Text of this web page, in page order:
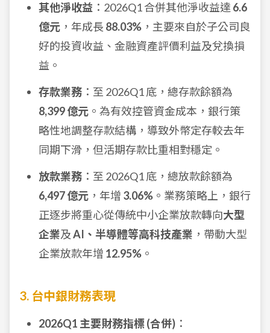
其他淨收益 ：2026Q1 合併其他淨收益達 6.6
億元 ，年成長 88.03% ，主要來自於子公司良
好的投資收益、金融資產評價利益及兌換損
益。
存款業務 ：至 2026Q1 底，總存款餘額為
8,399 億元 。為有效控管資金成本，銀行策
略性地調整存款結構，導致外幣定存較去年
同期下滑，但活期存款比重相對穩定。
放款業務 ：至 2026Q1 底，總放款餘額為
6,497 億元 ，年增 3.06% 。業務策略上，銀行
正逐步將重心從傳統中小企業放款轉向大型
企業及AI、半導體等高科技產業 ，帶動大型
企業放款年增 12.95% 。
3. 台中銀財務表現
2026Q1 主要財務指標 (合併) ：